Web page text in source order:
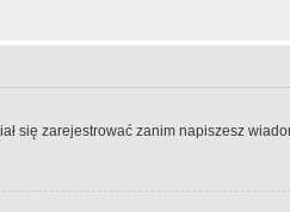
się zarejestrować zanim napiszesz